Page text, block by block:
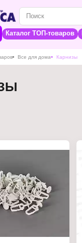
Каталог ТОП-товаров
Все для дома Карнизы